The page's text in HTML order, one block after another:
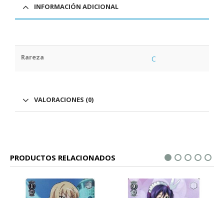
INFORMACIÓN ADICIONAL
Rareza C
VALORACIONES (0)
PRODUCTOS RELACIONADOS